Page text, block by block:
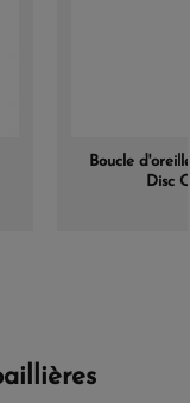
Boucle
Disc